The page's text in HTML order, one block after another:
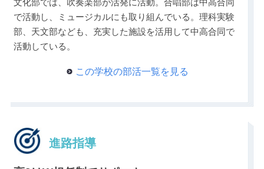
文化部では、吹奏楽部が活発に活動。合唱部は中高合同
で活動し、ミュージカルにも取り組んでいる。理科実験
部、天文部なども、充実した施設を活用して中高合同で
活動している。
この学校の部活一覧を見る
進路指導